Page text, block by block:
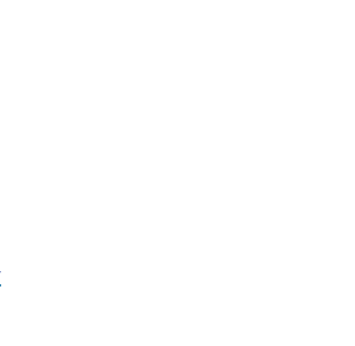
ーはもう
年宇宙の
向かう
ー新技術